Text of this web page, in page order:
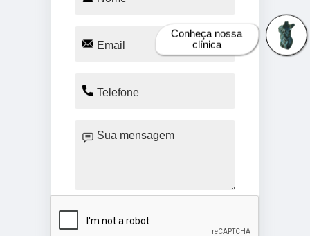
Conheça nossa
clínica